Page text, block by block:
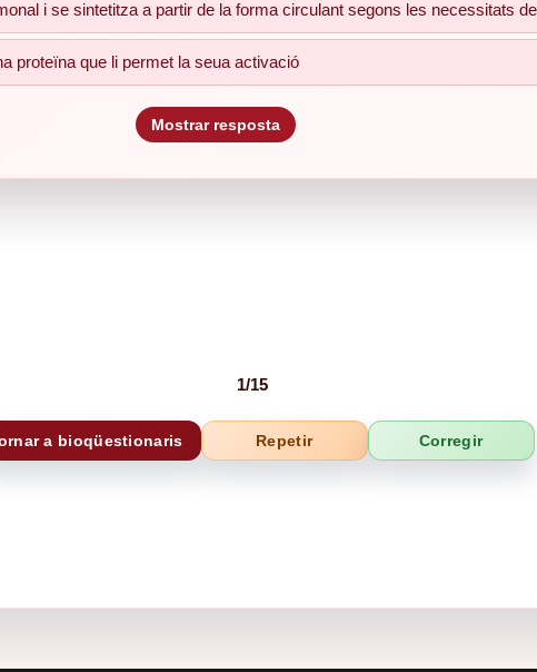
i se sintetitza a partir de la forma circulant segons les necessitats
proteïna que li permet la seua activació
Mostrar resposta
1/15
a bioqüestionaris Repetir